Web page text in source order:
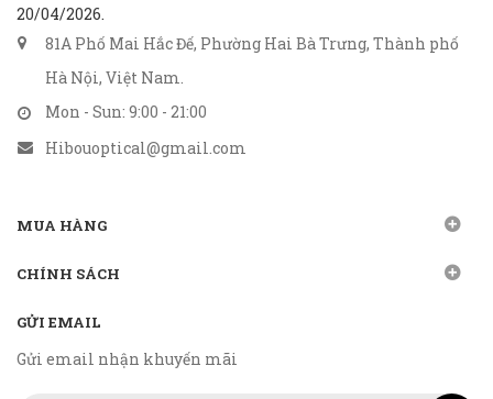
20/04/2026.
81A Phố Mai Hắc Đế, Phường Hai Bà Trưng, Thành phố
Hà Nội, Việt Nam.
Mon - Sun: 9:00 - 21:00
Hibouoptical@gmail.com
MUA HÀNG
CHÍNH SÁCH
GỬI EMAIL
Gửi email nhận khuyến mãi